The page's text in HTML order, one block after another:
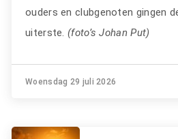
ouders en clubgenoten gingen
uiterste. (foto’s Johan Put)
Woensdag 29 juli 2026